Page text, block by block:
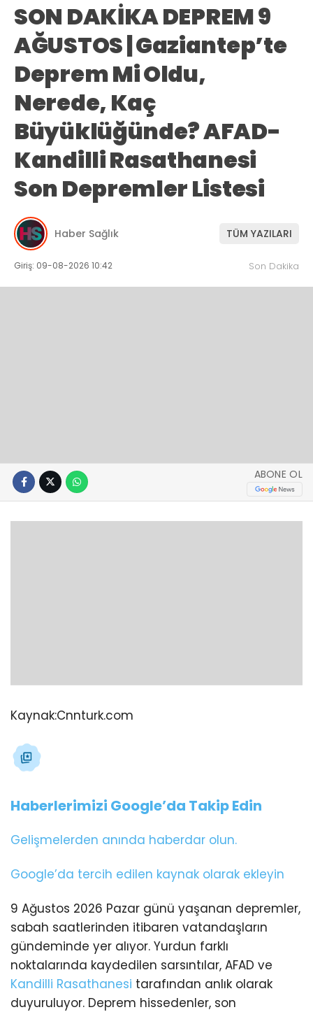
SON DAKİKA DEPREM 9
AĞUSTOS | Gaziantep’te
Deprem Mi Oldu,
Nerede, Kaç
Büyüklüğünde? AFAD-
Kandilli Rasathanesi
Son Depremler Listesi
Haber Sağlık TÜM YAZILARI
Giriş: 09-08-2026 10:42 Son Dakika
ABONE OL
Kaynak:Cnnturk.com
Haberlerimizi Google’da Takip Edin
Gelişmelerden anında haberdar olun.
Google’da tercih edilen kaynak olarak ekleyin
9 Ağustos 2026 Pazar günü yaşanan depremler,
sabah saatlerinden itibaren vatandaşların
gündeminde yer alıyor. Yurdun farklı
noktalarında kaydedilen sarsıntılar, AFAD ve
Kandilli Rasathanesi tarafından anlık olarak
duyuruluyor. Deprem hissedenler, son